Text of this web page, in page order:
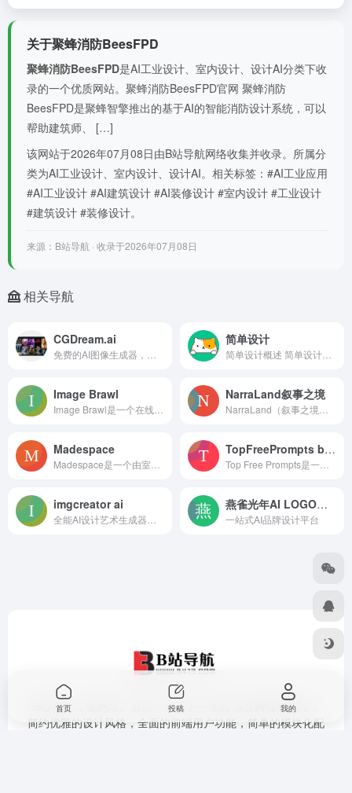
关于聚蜂消防BeesFPD
聚蜂消防BeesFPD是AI工业设计、室内设计、设计AI分类下收
录的一个优质网站。聚蜂消防BeesFPD官网 聚蜂消防
BeesFPD是聚蜂智擎推出的基于AI的智能消防设计系统，可以
帮助建筑师、 […]
该网站于2026年07月08日由B站导航网络收集并收录。所属分
类为AI工业设计、室内设计、设计AI。相关标签：#AI工业应用
#AI工业设计 #AI建筑设计 #AI装修设计 #室内设计 #工业设计
#建筑设计 #装修设计。
来源：B站导航 · 收录于2026年07月08日
相关导航
CGDream.ai 简单设计
Image Brawl NarraLand叙事之境
Madespace TopFreePrompts by LucyBrain
imgcreator ai 燕雀光年AI LOGO生成器
一站式AI品牌设计平台
B站导航 ，集网址、资源、资讯于一体的 综合网址导航站，
简约优雅的设计风格，全面的前端用户功能，简单的模块化配
首页 投稿 我的